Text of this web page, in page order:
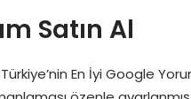
Satın Al
En İyi Google